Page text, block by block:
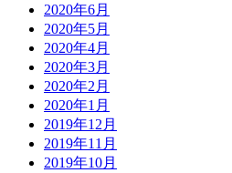
2020年6月
2020年5月
2020年4月
2020年3月
2020年2月
2020年1月
2019年12月
2019年11月
2019年10月